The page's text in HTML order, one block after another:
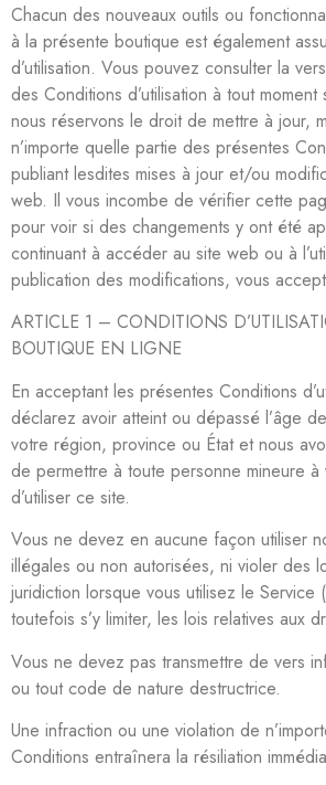
Chacun des nouveaux outils ou
à la présente boutique est également
d’utilisation. Vous pouvez consulter la
des Conditions d’utilisation à tout
nous réservons le droit de mettre à jour,
n’importe quelle partie des présentes
publiant lesdites mises à jour et/ou
web. Il vous incombe de vérifier cette
pour voir si des changements y ont été
continuant à accéder au site web ou à
publication des modifications, vous
ARTICLE 1 – CONDITIONS
BOUTIQUE EN LIGNE
En acceptant les présentes Conditions
déclarez avoir atteint ou dépassé l’âge
votre région, province ou État et nous
de permettre à toute personne mineure à
d’utiliser ce site.
Vous ne devez en aucune façon utiliser
illégales ou non autorisées, ni violer des
juridiction lorsque vous utilisez le Service
toutefois s’y limiter, les lois relatives aux
Vous ne devez pas transmettre de vers
ou tout code de nature destructrice.
Une infraction ou une violation de
Conditions entraînera la résiliation